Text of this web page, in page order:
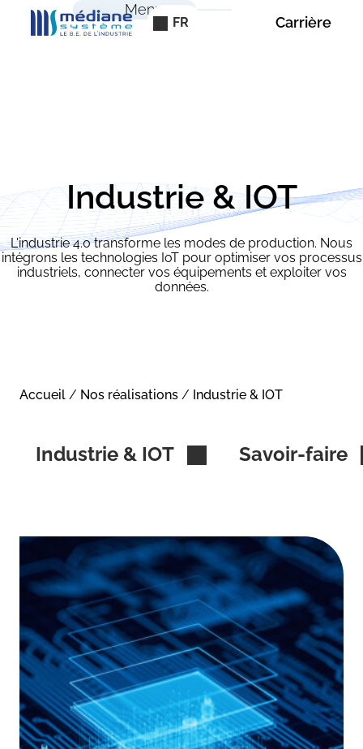
FR
Menu
Carrière
Industrie & IOT
L'industrie 4.0 transforme les modes de production. Nous
intégrons les technologies IoT pour optimiser vos processus
industriels, connecter vos équipements et exploiter vos
données.
Accueil / Nos réalisations / Industrie & IOT
Industrie & IOT Savoir-faire
Panneau de gestion des cookies